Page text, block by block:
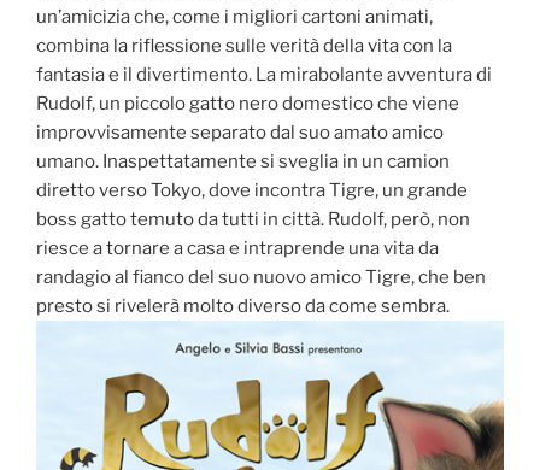
un’amicizia che, come i migliori cartoni animati,
combina la riflessione sulle verità della vita con la
fantasia e il divertimento. La mirabolante avventura di
Rudolf, un piccolo gatto nero domestico che viene
improvvisamente separato dal suo amato amico
umano. Inaspettatamente si sveglia in un camion
diretto verso Tokyo, dove incontra Tigre, un grande
boss gatto temuto da tutti in città. Rudolf, però, non
riesce a tornare a casa e intraprende una vita da
randagio al fianco del suo nuovo amico Tigre, che ben
presto si rivelerà molto diverso da come sembra.